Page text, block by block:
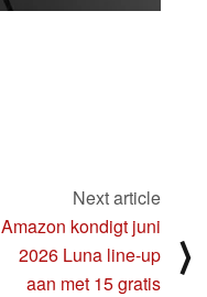
Next article
Amazon kondigt juni
2026 Luna line-up
aan met 15 gratis
⟩